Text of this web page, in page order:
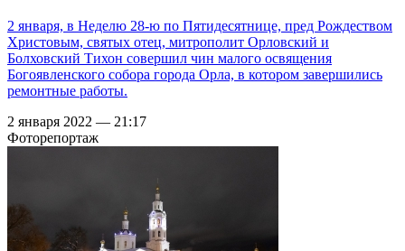
2 января, в Неделю 28-ю по Пятидесятнице, пред Рождеством
Христовым, святых отец, митрополит Орловский и
Болховский Тихон совершил чин малого освящения
Богоявленского собора города Орла, в котором завершились
ремонтные работы.
2 января 2022 — 21:17
Фоторепортаж